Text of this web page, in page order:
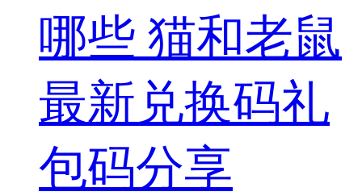
哪些 猫和老鼠
最新兑换码礼
包码分享